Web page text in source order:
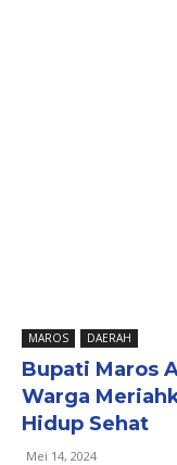
MAROS DAERAH
Bupati Maros
Warga
Hidup Sehat
Mei 14, 2024